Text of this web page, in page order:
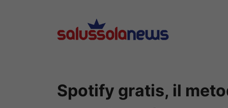
Spotify gratis, il